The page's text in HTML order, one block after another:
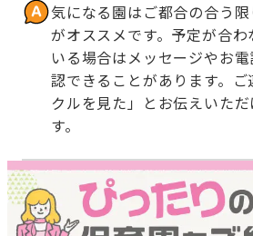
気になる園はご都合の合う
がオススメです。予定が合
いる場合はメッセージやお
認できることがあります。
クルを見た」とお伝えいた
す。